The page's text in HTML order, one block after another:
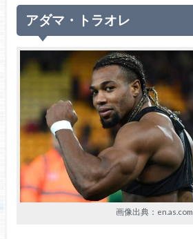
アダマ・トラオレ
画像出典：en.as.com